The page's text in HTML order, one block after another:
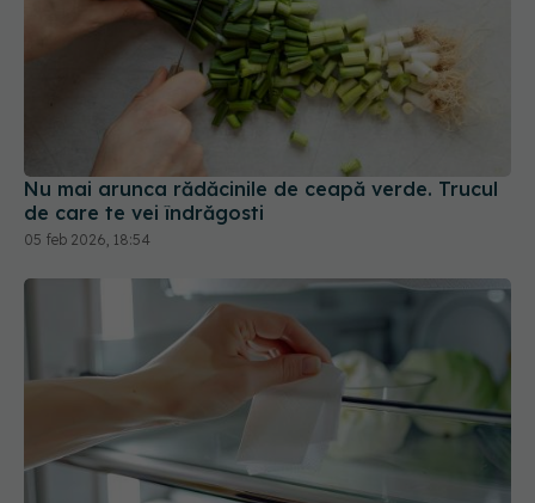
Nu mai arunca rădăcinile de ceapă verde. Trucul
de care te vei îndrăgosti
05 feb 2026, 18:54